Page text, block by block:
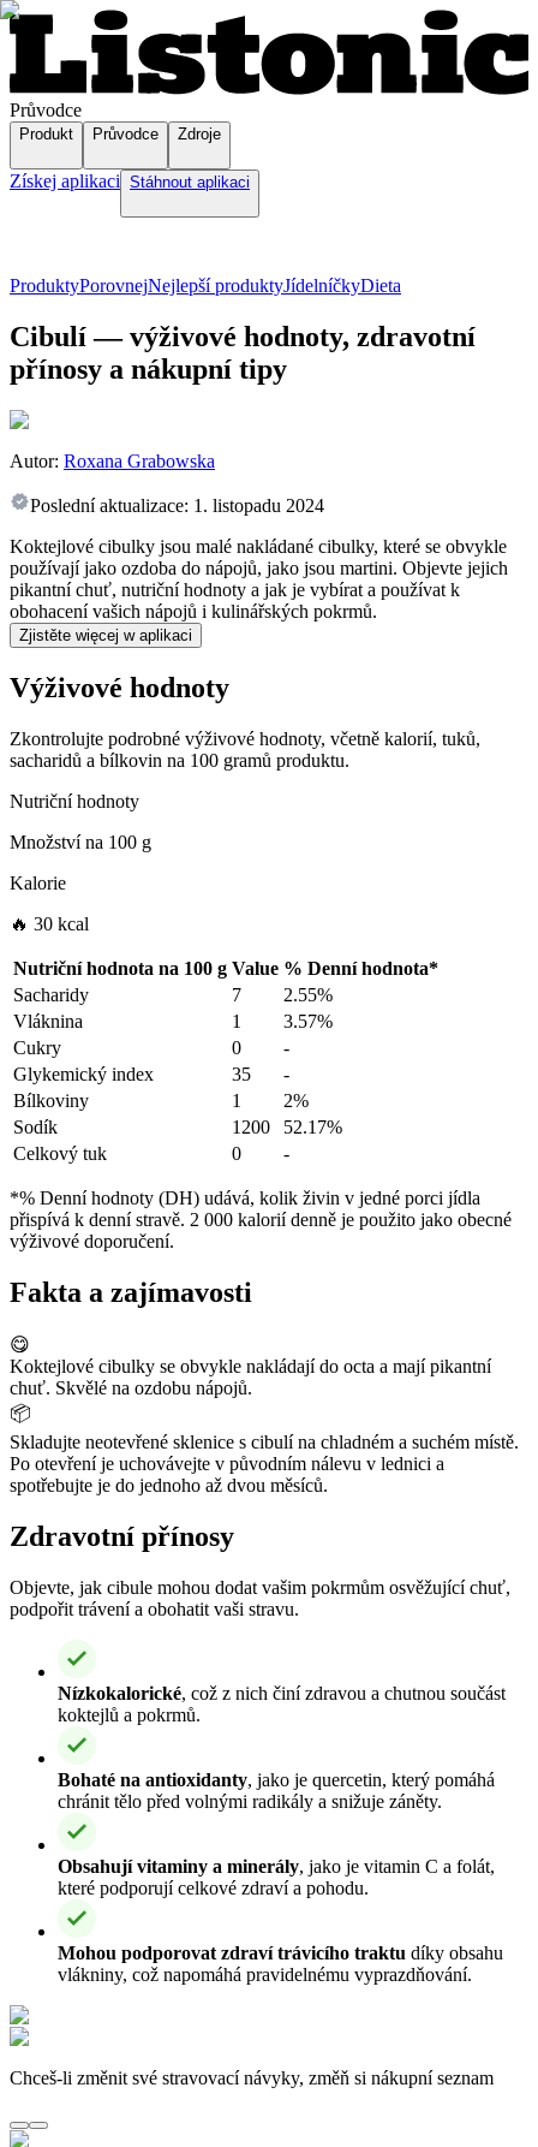
Průvodce
Produkt Průvodce Zdroje
Získej aplikaci Stáhnout aplikaci
ProduktyPorovnejNejlepší produktyJídelníčkyDieta
Cibulí — výživové hodnoty, zdravotní
přínosy a nákupní tipy
Autor: Roxana Grabowska
Poslední aktualizace: 1. listopadu 2024
Koktejlové cibulky jsou malé nakládané cibulky, které se obvykle
používají jako ozdoba do nápojů, jako jsou martini. Objevte jejich
pikantní chuť, nutriční hodnoty a jak je vybírat a používat k
obohacení vašich nápojů i kulinářských pokrmů.
Zjistěte więcej w aplikaci
Výživové hodnoty
Zkontrolujte podrobné výživové hodnoty, včetně kalorií, tuků,
sacharidů a bílkovin na 100 gramů produktu.
Nutriční hodnoty
Množství na 100 g
Kalorie
🔥 30 kcal
Nutriční hodnota na 100 g Value % Denní hodnota*
Sacharidy
7
2.55%
Vláknina
1
3.57%
Cukry
0
-
Glykemický index
35
-
Bílkoviny
1
2%
Sodík
1200
52.17%
Celkový tuk
0 -
*% Denní hodnoty (DH) udává, kolik živin v jedné porci jídla
přispívá k denní stravě. 2 000 kalorií denně je použito jako obecné
výživové doporučení.
Fakta a zajímavosti
😋
Koktejlové cibulky se obvykle nakládají do octa a mají pikantní
chuť. Skvělé na ozdobu nápojů.
📦
Skladujte neotevřené sklenice s cibulí na chladném a suchém místě.
Po otevření je uchovávejte v původním nálevu v lednici a
spotřebujte je do jednoho až dvou měsíců.
Zdravotní přínosy
Objevte, jak cibule mohou dodat vašim pokrmům osvěžující chuť,
podpořit trávení a obohatit vaši stravu.
Nízkokalorické, což z nich činí zdravou a chutnou součást
koktejlů a pokrmů.
Bohaté na antioxidanty, jako je quercetin, který pomáhá
chránit tělo před volnými radikály a snižuje záněty.
Obsahují vitaminy a minerály, jako je vitamin C a folát,
které podporují celkové zdraví a pohodu.
Mohou podporovat zdraví trávicího traktu díky obsahu
vlákniny, což napomáhá pravidelnému vyprazdňování.
Chceš-li změnit své stravovací návyky, změň si nákupní seznam